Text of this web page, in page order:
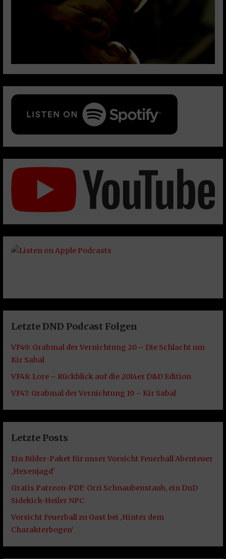
Letzte DND Podcast Folgen
VF49: Grabmal der Vernichtung 20 – Die Schlacht um
Kir Sabal
VF48: Lore – Rückblick auf die 2014er D&D Edition
VF47: Grabmal der Vernichtung 19 – Kir Sabal
Letzte Posts
Ein Bilder-Paket für unser Vorsicht Feuerball Abenteuer
‚Hexenjagd‘
Gratis Patreon-PDF: Orri Schnaubenstaub, ein DnD
Sidekick-Heiler NPC
Vorsicht Feuerball zu Gast bei ‚Hinter dem
Charakterbogen‘